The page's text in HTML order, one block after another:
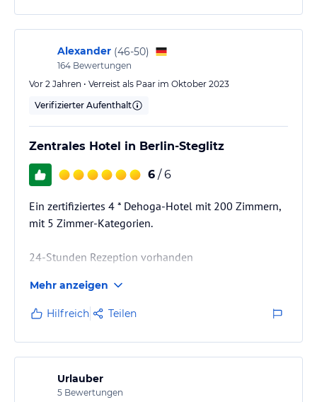
Alexander (46-50)
164 Bewertungen
Vor 2 Jahren • Verreist als Paar im Oktober 2023
Verifizierter Aufenthalt
Zentrales Hotel in Berlin-Steglitz
6 / 6
Ein zertifiziertes 4 * Dehoga-Hotel mit 200 Zimmern,
mit 5 Zimmer-Kategorien.
24-Stunden Rezeption vorhanden
Check-In ab 14:00 Uhr
Check-Out bis 12:00 Uhr
Frühstückspreis vor Ort > 15,- €
Parkmöglichkeiten vor Ort:
> Park-Center (35 Stellplätze) Tagesticket 10,00 €
Mehr anzeigen
Hilfreich Teilen
Urlauber
5 Bewertungen